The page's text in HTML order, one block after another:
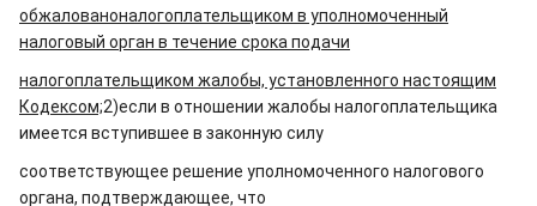
обжалованоналогоплательщиком в уполномоченный
налоговый орган в течение срока подачи
налогоплательщиком жалобы, установленного настоящим
Кодексом;2)если в отношении жалобы налогоплательщика
имеется вступившее в законную силу
соответствующее решение уполномоченного налогового
органа, подтверждающее, что